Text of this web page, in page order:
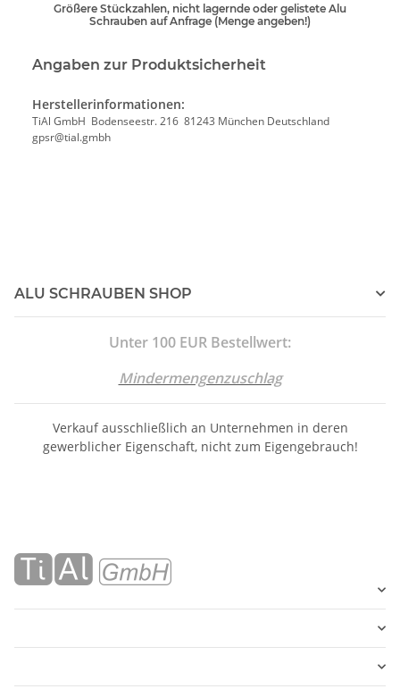
Größere Stückzahlen, nicht lagernde oder gelistete Alu
Schrauben auf Anfrage (Menge angeben!)
Angaben zur Produktsicherheit
Herstellerinformationen:
TiAl GmbH Bodenseestr. 216 81243 München Deutschland
gpsr@tial.gmbh
ALU SCHRAUBEN SHOP
Unter 100 EUR Bestellwert:
Mindermengenzuschlag
Verkauf ausschließlich an Unternehmen in deren
gewerblicher Eigenschaft, nicht zum Eigengebrauch!